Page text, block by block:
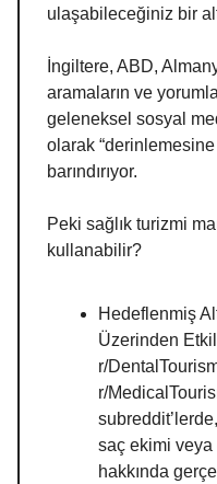
ulaşabileceğiniz bir
İngiltere, ABD,
aramaların ve
geleneksel sosyal
olarak “derinlemesine
barındırıyor.
Peki sağlık turizmi
kullanabilir?
Hedeflenmiş
Üzerinden
r/
r/
saç ekimi
hakkında